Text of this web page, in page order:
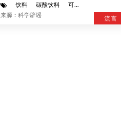
饮料 碳酸饮料 可乐
来源：科学辟谣
流言